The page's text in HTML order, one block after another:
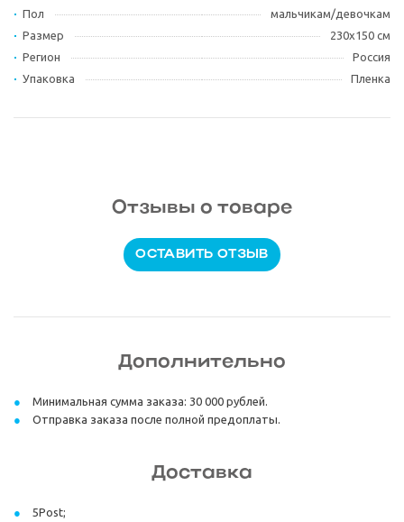
Пол
мальчикам/девочкам
Размер
230х150 см
Регион
Россия
Упаковка
Пленка
Отзывы о товаре
ОСТАВИТЬ ОТЗЫВ
Дополнительно
Минимальная сумма заказа: 30 000 рублей.
Отправка заказа после полной предоплаты.
Доставка
5Post;